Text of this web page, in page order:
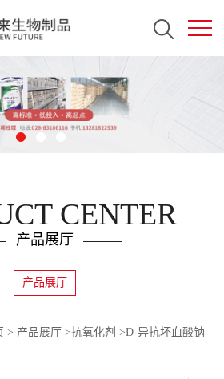
CENTER
产品展厅
产品展厅
> 产品展厅 >抗氧化剂 >D-异抗坏血酸钠